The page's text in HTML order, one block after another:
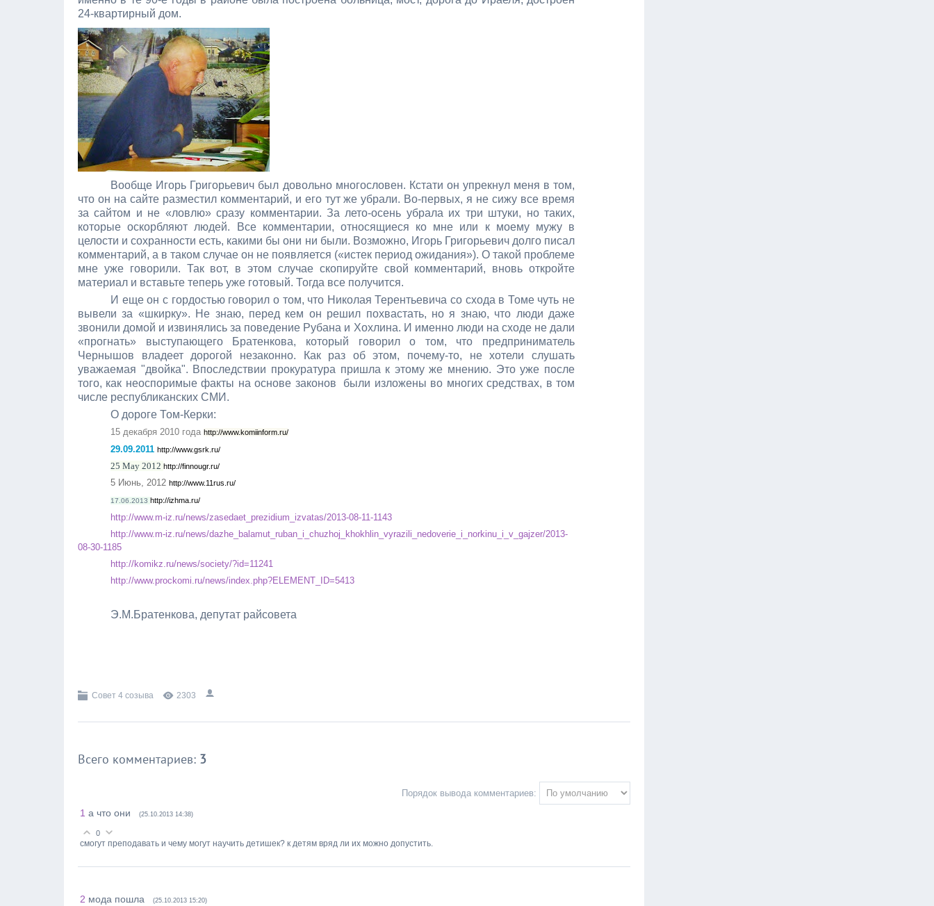
24-квартирный дом.
Вообще Игорь Григорьевич был довольно многословен. Кстати он упрекнул меня в том,
что он на сайте разместил комментарий, и его тут же убрали. Во-первых, я не сижу все время
за сайтом и не «ловлю» сразу комментарии. За лето-осень убрала их три штуки, но таких,
которые оскорбляют людей. Все комментарии, относящиеся ко мне или к моему мужу в
целости и сохранности есть, какими бы они ни были. Возможно, Игорь Григорьевич долго писал
комментарий, а в таком случае он не появляется («истек период ожидания»). О такой проблеме
мне уже говорили. Так вот, в этом случае скопируйте свой комментарий, вновь откройте
материал и вставьте теперь уже готовый. Тогда все получится.
И еще он с гордостью говорил о том, что Николая Терентьевича со схода в Томе чуть не
вывели за «шкирку». Не знаю, перед кем он решил похвастать, но я знаю, что люди даже
звонили домой и извинялись за поведение Рубана и Хохлина. И именно люди на сходе не дали
«прогнать» выступающего Братенкова, который говорил о том, что предприниматель
Чернышов владеет дорогой незаконно. Как раз об этом, почему-то, не хотели слушать
уважаемая "двойка". Впоследствии прокуратура пришла к этому же мнению. Это уже после
того, как неоспоримые факты на основе законов были изложены во многих средствах, в том
числе республиканских СМИ.
О дороге Том-Керки:
15 декабря 2010 годаhttp://www.komiinform.ru/
29.09.2011http://www.gsrk.ru/
25 May 2012http://finnougr.ru/
5 Июнь, 2012http://www.11rus.ru/
17.06.2013 http://izhma.ru/
http://www.m-iz.ru/news/zasedaet_prezidium_izvatas/2013-08-11-1143
http://www.m-iz.ru/news/dazhe_balamut_ruban_i_chuzhoj_khokhlin_vyrazili_nedoverie_i_norkinu_i_v_gajzer/2013-
08-30-1185
http://komikz.ru/news/society/?id=11241
http://www.prockomi.ru/news/index.php?ELEMENT_ID=5413
Э.М.Братенкова, депутат райсовета
Совет 4 созыва 2303
Всего комментариев: 3
Порядок вывода комментариев:
1 а что они (25.10.2013 14:38)
0
смогут преподавать и чему могут научить детишек? к детям вряд ли их можно допустить.
2 мода пошла (25.10.2013 15:20)